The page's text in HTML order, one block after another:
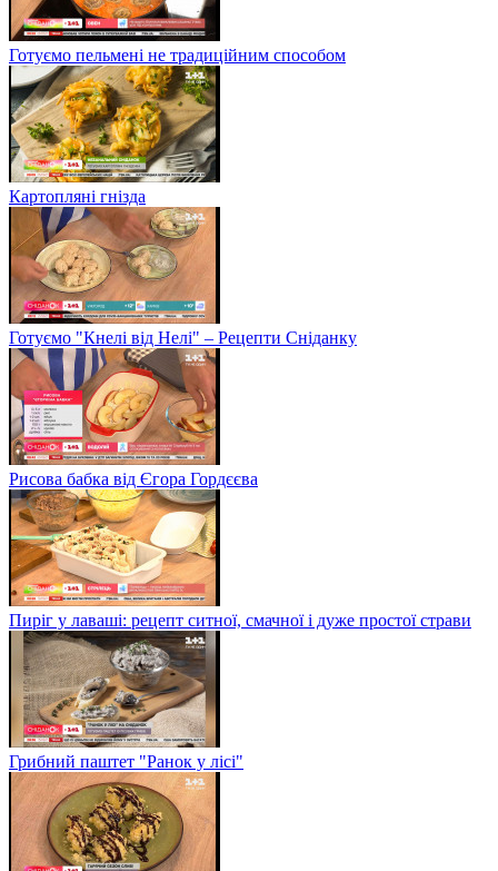
Готуємо пельмені не традиційним способом
Картопляні гнізда
Готуємо "Кнелі від Нелі" – Рецепти Сніданку
Рисова бабка від Єгора Гордєєва
Пиріг у лаваші: рецепт ситної, смачної і дуже простої страви
Грибний паштет "Ранок у лісі"